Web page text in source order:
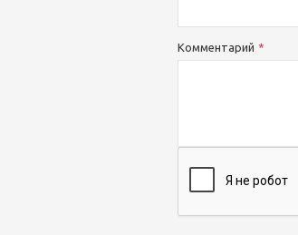
Комментарий